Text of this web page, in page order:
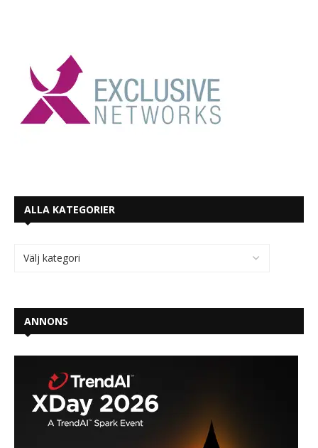
ALLA KATEGORIER
ANNONS